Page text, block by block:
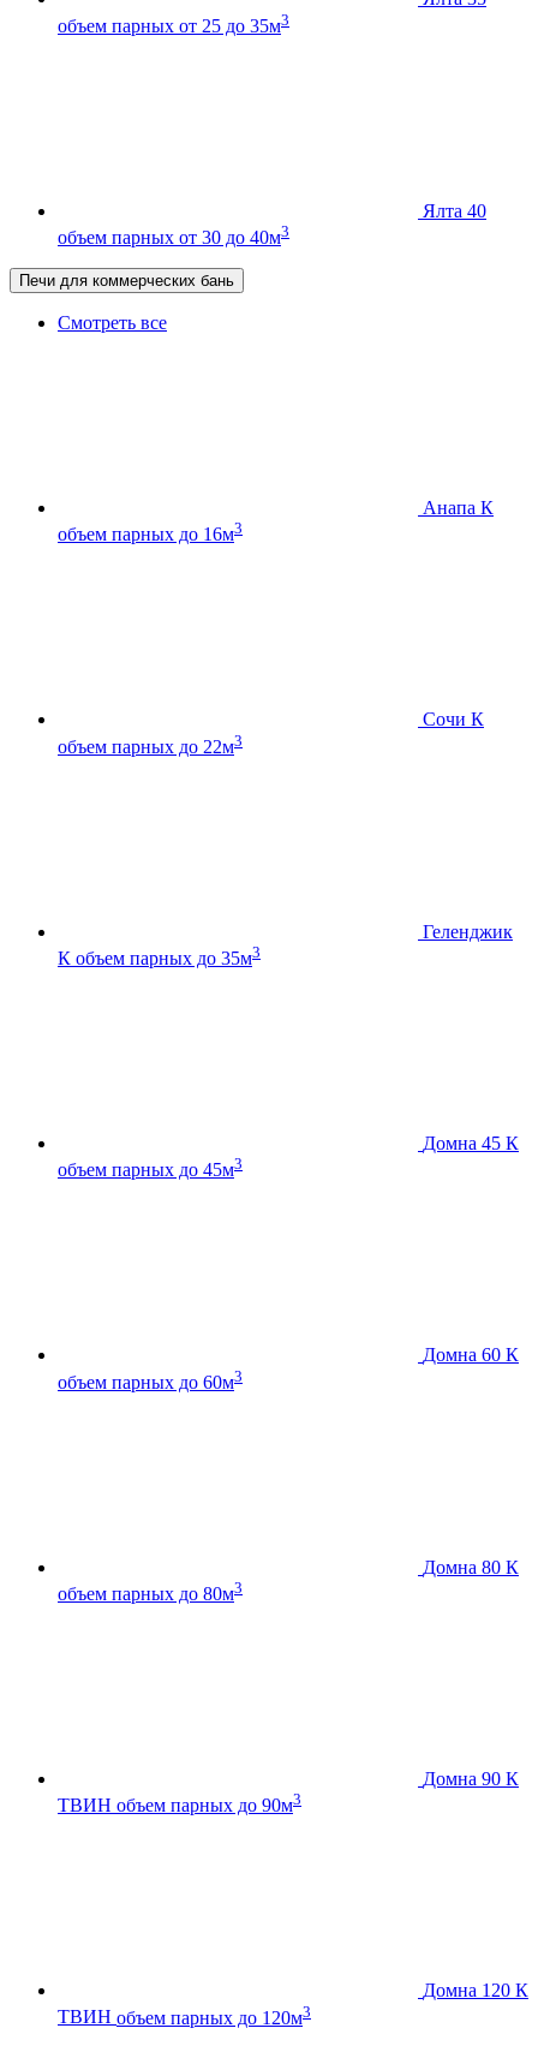
объем парных от 25 до 35м3
Ялта 40
объем парных от 30 до 40м3
Печи для коммерческих бань
Смотреть все
Анапа К
объем парных до 16м3
Сочи К
объем парных до 22м3
Геленджик
К объем парных до 35м3
Домна 45 К
объем парных до 45м3
Домна 60 К
объем парных до 60м3
Домна 80 К
объем парных до 80м3
Домна 90 К
ТВИН объем парных до 90м3
Домна 120 К
ТВИН объем парных до 120м3